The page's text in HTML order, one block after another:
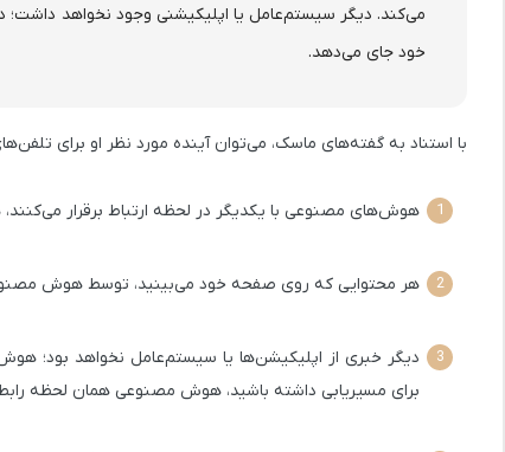
می‌کند. دیگر سیستم‌عامل یا اپلیکیشنی وجود نخواهد
خود جای می‌دهد.
با استناد به گفته‌های ماسک، می‌توان آینده مورد نظر او برای
هوش‌های مصنوعی با یکدیگر در لحظه ارتباط برقرار
هر محتوایی که روی صفحه خود می‌بینید، توسط هوش
دیگر خبری از اپلیکیشن‌ها یا سیستم‌عامل نخواهد بود؛ هوش
برای مسیریابی داشته باشید، هوش مصنوعی همان لحظه رابط